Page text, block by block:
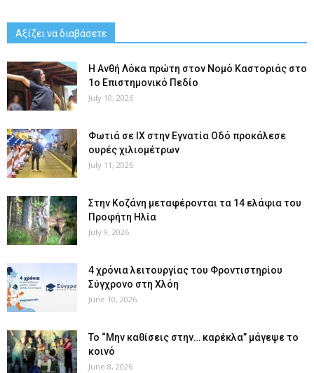
Αξίζει να διαβάσετε
Η Ανθή Λόκα πρώτη στον Νομό Καστοριάς στο
1ο Επιστημονικό Πεδίο
July 10, 2026
Φωτιά σε ΙΧ στην Εγνατία Οδό προκάλεσε
ουρές χιλιομέτρων
July 11, 2026
Στην Κοζάνη μεταφέρονται τα 14 ελάφια του
Προφήτη Ηλία
July 9, 2026
4 χρόνια λειτουργίας του Φροντιστηρίου
Σύγχρονο στη Χλόη
June 10, 2026
Το “Μην καθίσεις στην… καρέκλα” μάγεψε το
κοινό
June 8, 2026